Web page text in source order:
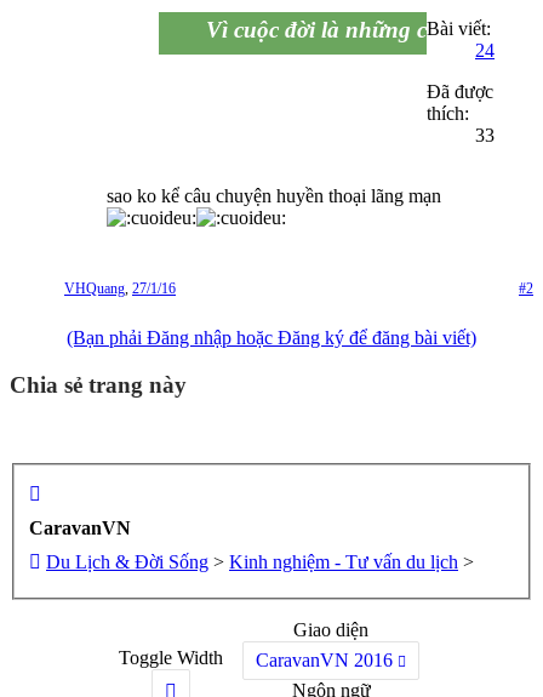
Vì cuộc đời là những chuyến đi ^.^
Bài viết:
24
Đã được
thích:
33
sao ko kể câu chuyện huyền thoại lãng mạn
#2
VHQuang, 27/1/16
(Bạn phải Đăng nhập hoặc Đăng ký để đăng bài viết)
Chia sẻ trang này
CaravanVN
Du Lịch & Đời Sống > Kinh nghiệm - Tư vấn du lịch >
Toggle Width
Giao diện
CaravanVN 2016
Ngôn ngữ